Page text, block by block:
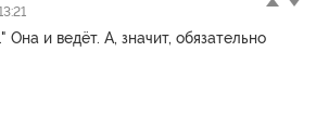
Она и ведёт. А, значит, обязательно